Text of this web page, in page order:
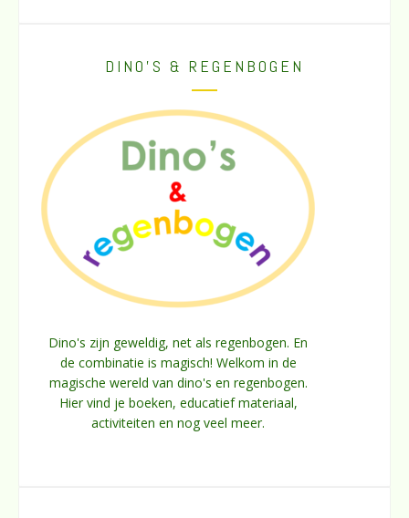
DINO’S & REGENBOGEN
Dino's zijn geweldig, net als regenbogen. En
de combinatie is magisch! Welkom in de
magische wereld van dino's en regenbogen.
Hier vind je boeken, educatief materiaal,
activiteiten en nog veel meer.